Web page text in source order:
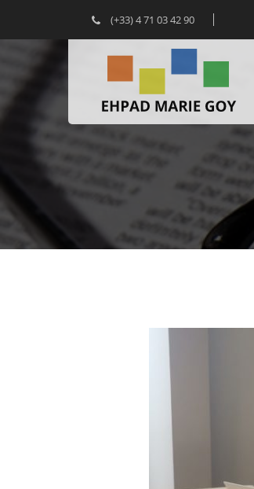
(+33) 4 71 03 42 90